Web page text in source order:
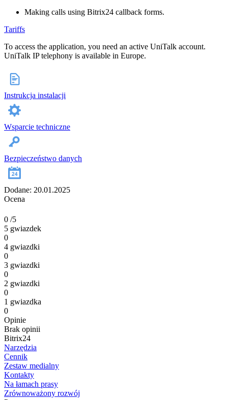
Making calls using Bitrix24 callback forms.
Tariffs
To access the application, you need an active UniTalk account.
UniTalk IP telephony is available in Europe.
Instrukcja instalacji
Wsparcie techniczne
Bezpieczeństwo danych
Dodane: 20.01.2025
Ocena
0 /5
5 gwiazdek
0
4 gwiazdki
0
3 gwiazdki
0
2 gwiazdki
0
1 gwiazdka
0
Opinie
Brak opinii
Bitrix24
Narzędzia
Cennik
Zestaw medialny
Kontakty
Na łamach prasy
Zrównoważony rozwój